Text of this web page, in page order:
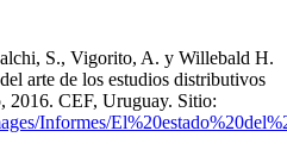
S., Vigorito, A. y Willebald H.
arte de los estudios distributivos
2016. CEF, Uruguay. Sitio:
Informes/